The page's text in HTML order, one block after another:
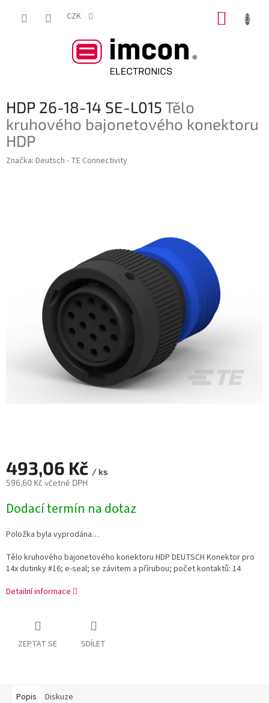
CZK
HDP 26-18-14 SE-L015Tělo
kruhového bajonetového konektoru
HDP
Značka: Deutsch - TE Connectivity
493,06 Kč / ks
596,60 Kč včetně DPH
cena:
Dodací termín na dotaz
Položka byla vyprodána…
Tělo kruhového bajonetového konektoru HDP DEUTSCH Konektor pro
14x dutinky #16; e-seal; se závitem a přírubou; počet kontaktů: 14
Detailní informace
ZEPTAT SE SDÍLET
Popis Diskuze